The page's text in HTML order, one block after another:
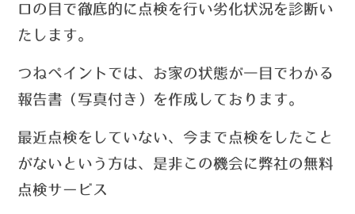
ロの目で徹底的に点検を行い劣化状況を診断い
たします。
つねペイントでは、お家の状態が一目でわかる
報告書（写真付き）を作成しております。
最近点検をしていない、今まで点検をしたこと
がないという方は、 是非この機会に弊社の無料
点検サービス